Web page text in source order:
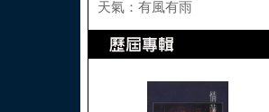
天氣：有風有雨